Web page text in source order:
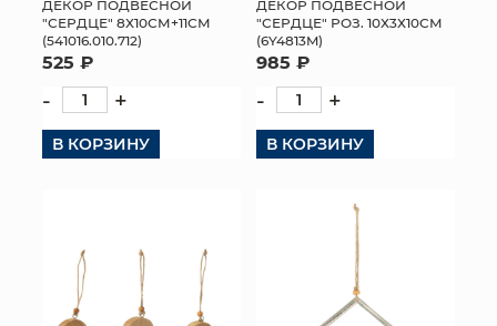
ДЕКОР ПОДВЕСНОЙ
"СЕРДЦЕ" 8Х10СМ+11СМ
(541016.010.712)
525 ₽
- +
В КОРЗИНУ
ДЕКОР ПОДВЕСНОЙ
"СЕРДЦЕ" РОЗ. 10Х3Х10СМ
(6Y4813M)
985 ₽
- +
В КОРЗИНУ